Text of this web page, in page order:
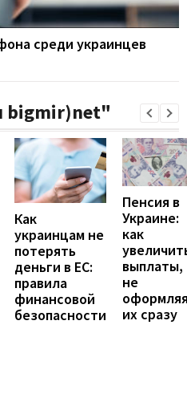
среди украинцев
bigmir)net"
Как
украинцам не
потерять
деньги в ЕС:
правила
финансовой
безопасности
Пенсия в
Украине:
как
выплаты,
не
их сразу